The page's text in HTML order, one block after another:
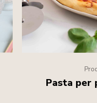
Pasta per